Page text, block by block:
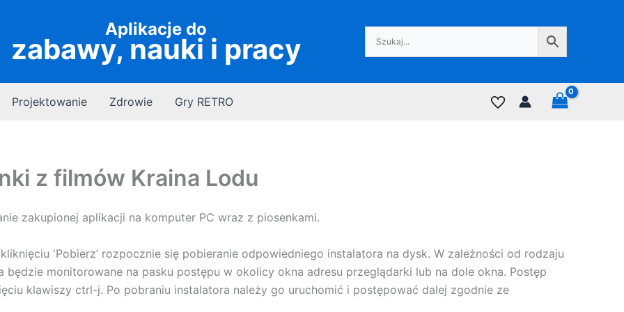
Aplikacje do
zabawy, nauki i pracy
Projektowanie Zdrowie Gry RETRO
z filmów Kraina Lodu
zakupionej aplikacji na komputer PC wraz z piosenkami.
'Pobierz’ rozpocznie się pobieranie odpowiedniego instalatora na dysk. W zależności od rodzaju
monitorowane na pasku postępu w okolicy okna adresu przeglądarki lub na dole okna. Postęp
klawiszy ctrl-j. Po pobraniu instalatora należy go uruchomić i postępować dalej zgodnie ze